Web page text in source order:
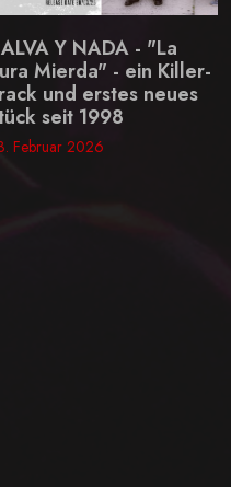
Das
Veröffentlichungsfest für
Fans von CALVA Y NADA
geht weiter: „¡Palpita,
Corazón, Palpita!“